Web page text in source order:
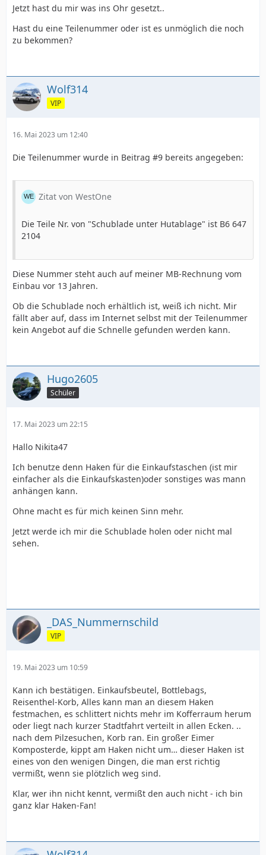
Jetzt hast du mir was ins Ohr gesetzt..
Hast du eine Teilenummer oder ist es unmöglich die noch
zu bekommen?
Wolf314
VIP
16. Mai 2023 um 12:40
Die Teilenummer wurde in Beitrag #9 bereits angegeben:
Zitat von WestOne
Die Teile Nr. von "Schublade unter Hutablage" ist B6 647
2104
Diese Nummer steht auch auf meiner MB-Rechnung vom
Einbau vor 13 Jahren.
Ob die Schublade noch erhältlich ist, weiß ich nicht. Mir
fällt aber auf, dass im Internet selbst mit der Teilenummer
kein Angebot auf die Schnelle gefunden werden kann.
Hugo2605
Schüler
17. Mai 2023 um 22:15
Hallo Nikita47
Ich benutze denn Haken für die Einkaufstaschen (ist mir
einfacher als die Einkaufskasten)oder sonstiges was mann
anhängen kann.
Ohne macht es für mich keinen Sinn mehr.
Jetzt werde ich mir die Schublade holen oder nicht mal
sehen.
_DAS_Nummernschild
VIP
19. Mai 2023 um 10:59
Kann ich bestätigen. Einkaufsbeutel, Bottlebags,
Reisenthel-Korb, Alles kann man an diesem Haken
festmachen, es schlittert nichts mehr im Kofferraum herum
oder liegt nach kurzer Stadtfahrt verteilt in allen Ecken. ..
nach dem Pilzesuchen, Korb ran. Ein großer Eimer
Komposterde, kippt am Haken nicht um… dieser Haken ist
eines von den wenigen Dingen, die man erst richtig
vermißt, wenn sie plötzlich weg sind.
Klar, wer ihn nicht kennt, vermißt den auch nicht - ich bin
ganz klar Haken-Fan!